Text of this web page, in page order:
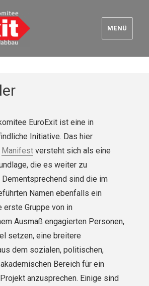
MENÜ
EuroExit ist eine in
Initiative. Das hier
Manifestversteht sich als eine
die es weiter zu
sind die im
Namen ebenfalls ein
erste Gruppe von in
Ausmaß engagierten Personen,
setzen, eine breitere
dem sozialen, politischen,
Bereich für ein
anzusprechen. Einige sind